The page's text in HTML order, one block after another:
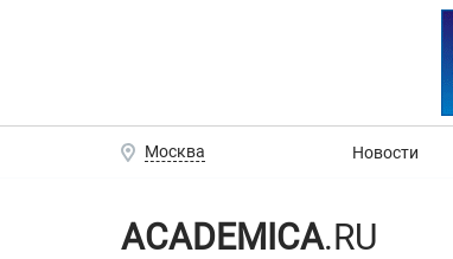
Москва Новости
ACADEMICA.RU